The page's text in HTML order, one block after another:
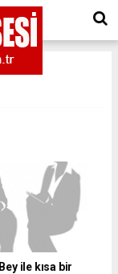
ile kısa bir